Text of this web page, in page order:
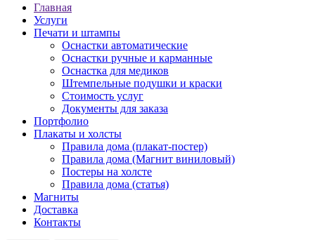
Главная
Услуги
Печати и штампы
Оснастки автоматические
Оснастки ручные и карманные
Оснастка для медиков
Штемпельные подушки и краски
Стоимость услуг
Документы для заказа
Портфолио
Плакаты и холсты
Правила дома (плакат-постер)
Правила дома (Магнит виниловый)
Постеры на холсте
Правила дома (статья)
Магниты
Доставка
Контакты